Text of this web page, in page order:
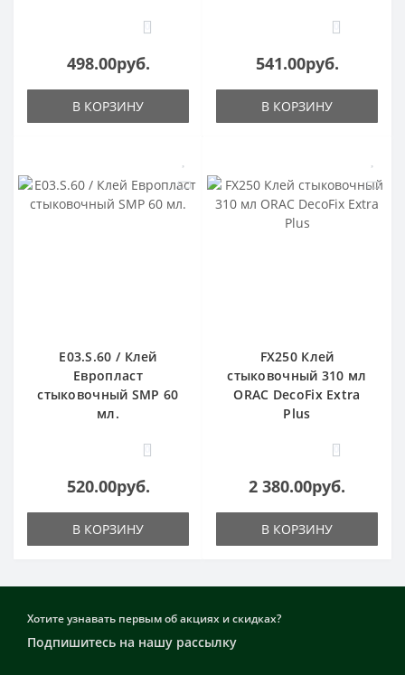
0
498.00руб.
В КОРЗИНУ
0
541.00руб.
В КОРЗИНУ
E03.S.60 / Клей
Европласт
стыковочный SMP 60
мл.
0
520.00руб.
В КОРЗИНУ
FX250 Клей
стыковочный 310 мл
ORAC DecoFix Extra
Plus
0
2 380.00руб.
В КОРЗИНУ
Хотите узнавать первым об акциях и скидках?
Подпишитесь на нашу рассылку